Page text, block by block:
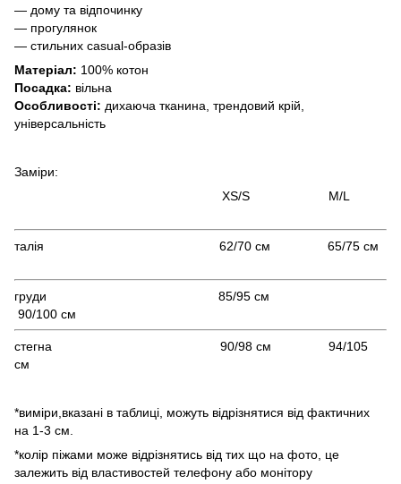
— дому та відпочинку
— прогулянок
— стильних casual-образів
Матеріал: 100% котон
Посадка: вільна
Особливості: дихаюча тканина, трендовий крій,
універсальність
Заміри:
XS/S M/L
талія 62/70 см 65/75 см
груди 85/95 см
90/100 см
стегна 90/98 см 94/105
см
*виміри,вказані в таблиці, можуть відрізнятися від фактичних
на 1-3 см.
*колір піжами може відрізнятись від тих що на фото, це
залежить від властивостей телефону або монітору